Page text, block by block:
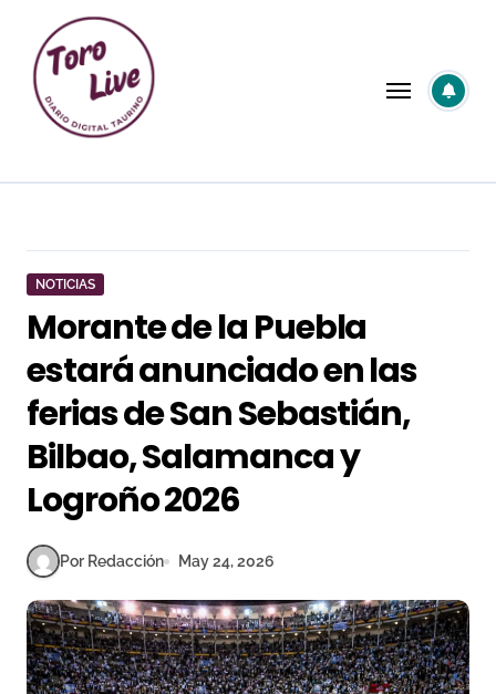
contenido
NOTICIAS
Morante de la Puebla
estará anunciado en las
ferias de San Sebastián,
Bilbao, Salamanca y
Logroño 2026
Por Redacción May 24, 2026